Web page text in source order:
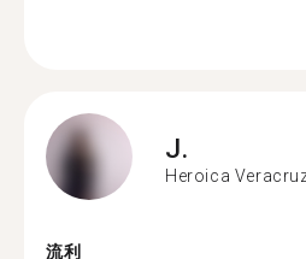
J.
Heroica
流利